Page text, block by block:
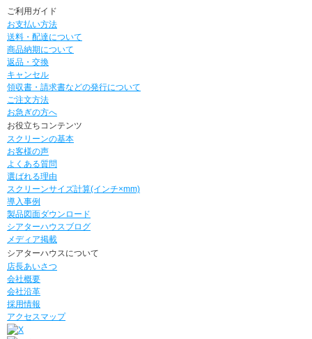
ご利用ガイド
お支払い方法
送料・配達について
商品納期について
返品・交換
キャンセル
領収書・請求書などの発行について
ご注文方法
お急ぎの方へ
お役立ちコンテンツ
スクリーンの基本
お客様の声
よくある質問
選ばれる理由
スクリーンサイズ計算(インチ×mm)
導入事例
製品図面ダウンロード
シアターハウスブログ
メディア掲載
シアターハウスについて
店長あいさつ
会社概要
会社沿革
採用情報
アクセスマップ